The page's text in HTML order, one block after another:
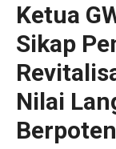
Ketua
Sikap
Nilai